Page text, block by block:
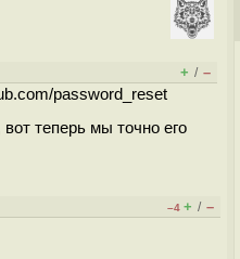
+ / –
password_reset
теперь мы точно его
–4 + / –